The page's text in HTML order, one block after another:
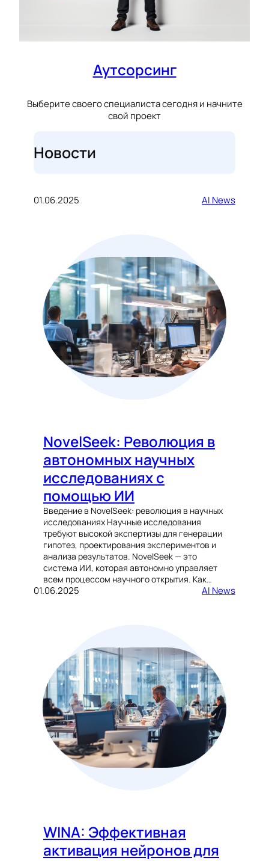
Аутсорсинг
Выберите своего специалиста сегодня и начните
свой проект
Новости
01.06.2025 AI News
NovelSeek: Революция в
автономных научных
исследованиях с
помощью ИИ
Введение в NovelSeek: революция в научных
исследованиях Научные исследования
требуют высокой экспертизы для генерации
гипотез, проектирования экспериментов и
анализа результатов. NovelSeek — это
система ИИ, которая автономно управляет
всем процессом научного открытия. Как…
01.06.2025 AI News
WINA: Эффективная
активация нейронов для